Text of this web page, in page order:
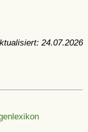
24.07.2026